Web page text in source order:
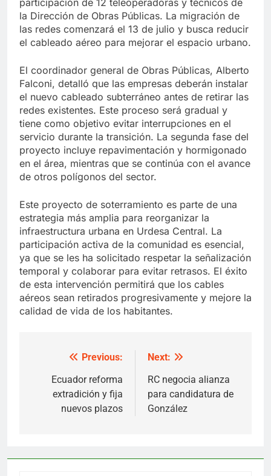
la Dirección de Obras Públicas. La migración de
las redes comenzará el 13 de julio y busca reducir
el cableado aéreo para mejorar el espacio urbano.
El coordinador general de Obras Públicas, Alberto
Falconi, detalló que las empresas deberán instalar
el nuevo cableado subterráneo antes de retirar las
redes existentes. Este proceso será gradual y
tiene como objetivo evitar interrupciones en el
servicio durante la transición. La segunda fase del
proyecto incluye repavimentación y hormigonado
en el área, mientras que se continúa con el avance
de otros polígonos del sector.
Este proyecto de soterramiento es parte de una
estrategia más amplia para reorganizar la
infraestructura urbana en Urdesa Central. La
participación activa de la comunidad es esencial,
ya que se les ha solicitado respetar la señalización
temporal y colaborar para evitar retrasos. El éxito
de esta intervención permitirá que los cables
aéreos sean retirados progresivamente y mejore la
calidad de vida de los habitantes.
navigation
Previous:
Ecuador reforma
extradición y fija
nuevos plazos
Next:
RC negocia alianza
para candidatura de
González